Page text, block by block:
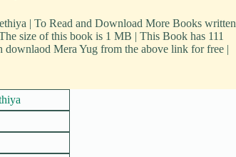
| To Read and Download More Books written
size of this book is 1 MB | This Book has 111
Mera Yug from the above link for free |